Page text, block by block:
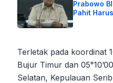
Prabowo
Pahit
Terletak pada koordinat
Bujur Timur dan
Selatan, Kepulauan